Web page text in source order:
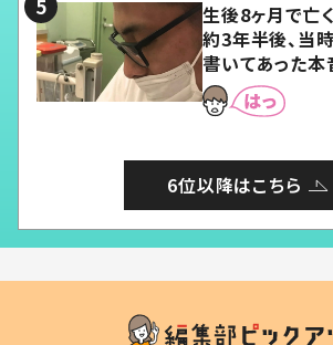
生後8ヶ月で亡
約3年半後、当
書いてあった本
6位以降はこちら